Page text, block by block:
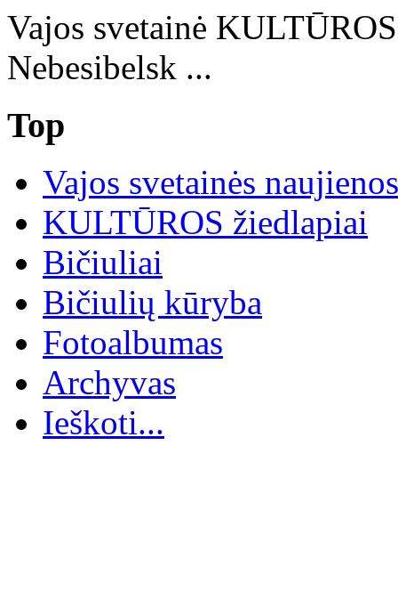
Vajos svetainė
Nebesibelsk ...
Top
Vajos svetainės naujienos
KULTŪROS žiedlapiai
Bičiuliai
Bičiulių kūryba
Fotoalbumas
Archyvas
Ieškoti...